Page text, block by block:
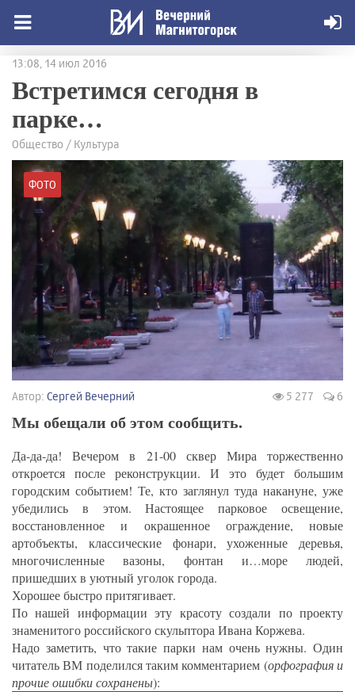
13:08, 14 июл 2016
Встретимся сегодня в
парке…
Общество / Культура
ФОТО
Автор: Сергей Вечерний 5 277 6
Мы обещали об этом сообщить.
Да-да-да! Вечером в 21-00 сквер Мира торжественно
откроется после реконструкции. И это будет большим
городским событием! Те, кто заглянул туда накануне, уже
убедились в этом. Настоящее парковое освещение,
восстановленное и окрашенное ограждение, новые
артобъекты, классические фонари, ухоженные деревья,
многочисленные вазоны, фонтан и…море людей,
пришедших в уютный уголок города.
Хорошее быстро притягивает.
По нашей информации эту красоту создали по проекту
знаменитого российского скульптора Ивана Коржева.
Надо заметить, что такие парки нам очень нужны. Один
читатель ВМ поделился таким комментарием (орфография и
прочие ошибки сохранены):